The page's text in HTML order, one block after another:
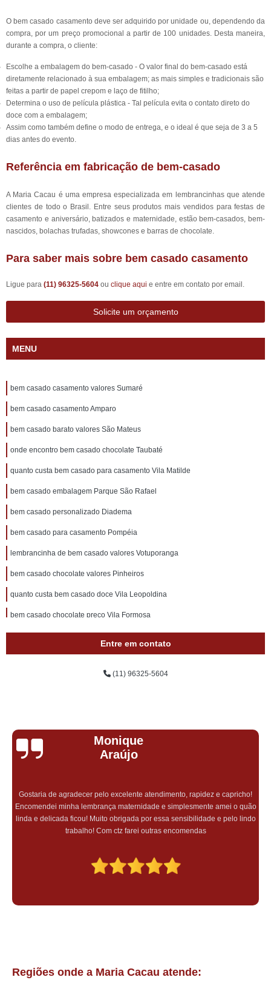
O bem casado casamento deve ser adquirido por unidade ou, dependendo da
compra, por um preço promocional a partir de 100 unidades. Desta maneira,
durante a compra, o cliente:
Escolhe a embalagem do bem-casado - O valor final do bem-casado está
diretamente relacionado à sua embalagem; as mais simples e tradicionais são
feitas a partir de papel crepom e laço de fitilho;
Determina o uso de película plástica - Tal película evita o contato direto do
doce com a embalagem;
Assim como também define o modo de entrega, e o ideal é que seja de 3 a 5
dias antes do evento.
Referência em fabricação de bem-casado
A Maria Cacau é uma empresa especializada em lembrancinhas que atende
clientes de todo o Brasil. Entre seus produtos mais vendidos para festas de
casamento e aniversário, batizados e maternidade, estão bem-casados, bem-
nascidos, bolachas trufadas, showcones e barras de chocolate.
Para saber mais sobre bem casado casamento
Ligue para (11) 96325-5604 ou clique aqui e entre em contato por email.
Solicite um orçamento
MENU
bem casado casamento valores Sumaré
bem casado casamento Amparo
bem casado barato valores São Mateus
onde encontro bem casado chocolate Taubaté
quanto custa bem casado para casamento Vila Matilde
bem casado embalagem Parque São Rafael
bem casado personalizado Diadema
bem casado para casamento Pompéia
lembrancinha de bem casado valores Votuporanga
bem casado chocolate valores Pinheiros
quanto custa bem casado doce Vila Leopoldina
bem casado chocolate preço Vila Formosa
onde encontro bem casado lembrancinha Campinas
onde encontro bem casado barato Limão
onde encontro bem casado para casamento Marapoama
onde encontro bem casado simples Sumaré
lembrancinha de bem casado preço Heliópolis
bem casado barato preço Alto de Pinheiros
bem casado barato valores Santa Cruz
bem casado chocolate M'Boi Mirim
bem casado doce valores São Miguel Paulista
Entre em contato
(11) 96325-5604
Monique
Araújo
Gostaria de agradecer pelo excelente atendimento, rapidez e capricho!
Encomendei minha lembrança maternidade e simplesmente amei o quão
linda e delicada ficou! Muito obrigada por essa sensibilidade e pelo lindo
trabalho! Com ctz farei outras encomendas
Regiões onde a Maria Cacau atende: